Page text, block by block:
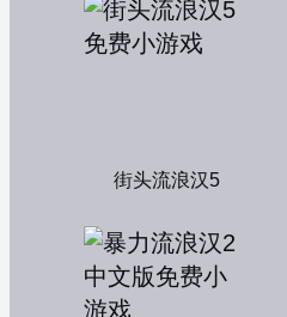
街头流浪汉5